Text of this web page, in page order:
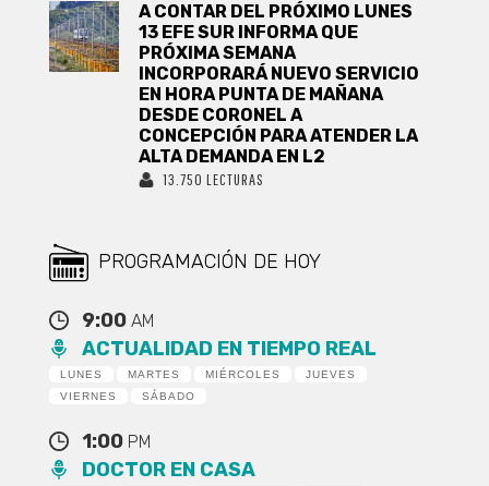
A CONTAR DEL PRÓXIMO LUNES
13 EFE SUR INFORMA QUE
PRÓXIMA SEMANA
INCORPORARÁ NUEVO SERVICIO
EN HORA PUNTA DE MAÑANA
DESDE CORONEL A
CONCEPCIÓN PARA ATENDER LA
ALTA DEMANDA EN L2
13.750 LECTURAS
PROGRAMACIÓN DE HOY
9:00 AM
ACTUALIDAD EN TIEMPO REAL
LUNES MARTES MIÉRCOLES
JUEVES
VIERNES
SÁBADO
1:00 PM
DOCTOR EN CASA